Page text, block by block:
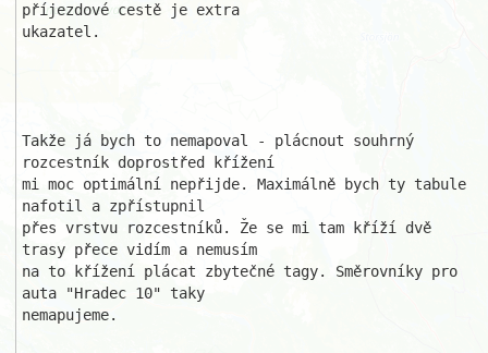
příjezdové cestě je extra
ukazatel.
Takže já bych to nemapoval - plácnout souhrný
rozcestník doprostřed křížení
mi moc optimální nepřijde. Maximálně bych ty tabule
nafotil a zpřístupnil
přes vrstvu rozcestníků. Že se mi tam kříží dvě
trasy přece vidím a nemusím
na to křížení plácat zbytečné tagy. Směrovníky pro
auta "Hradec 10" taky
nemapujeme.